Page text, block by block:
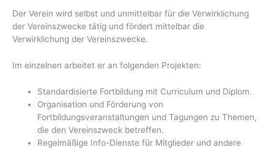
Der Verein wird selbst und unmittelbar für die Verwirklichung
der Vereinszwecke tätig und fördert mittelbar die
Verwirklichung der Vereinszwecke.
Im einzelnen arbeitet er an folgenden Projekten:
Standardisierte Fortbildung mit Curriculum und Diplom.
Organisation und Förderung von
Fortbildungsveranstaltungen und Tagungen zu Themen,
die den Vereinszweck betreffen.
Regelmäßige Info-Dienste für Mitglieder und andere